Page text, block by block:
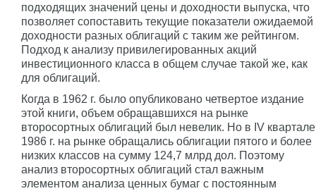
подходящих значений цены и доходности выпуска, что
позволяет сопоставить текущие показатели ожидаемой
доходности разных облигаций с таким же рейтингом.
Подход к анализу привилегированных акций
инвестиционного класса в общем случае такой же, как
для облигаций.
Когда в 1962 г. было опубликовано четвертое издание
этой книги, объем обращавшихся на рынке
второсортных облигаций был невелик. Но в IV квартале
1986 г. на рынке обращались облигации пятого и более
низких классов на сумму 124,7 млрд дол. Поэтому
анализ второсортных облигаций стал важным
элементом анализа ценных бумаг с постоянным